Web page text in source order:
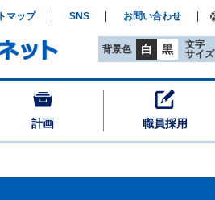
計画 職員採用
背景色 白 黒
文字
サイズ
マップ SNS お問い合わせ